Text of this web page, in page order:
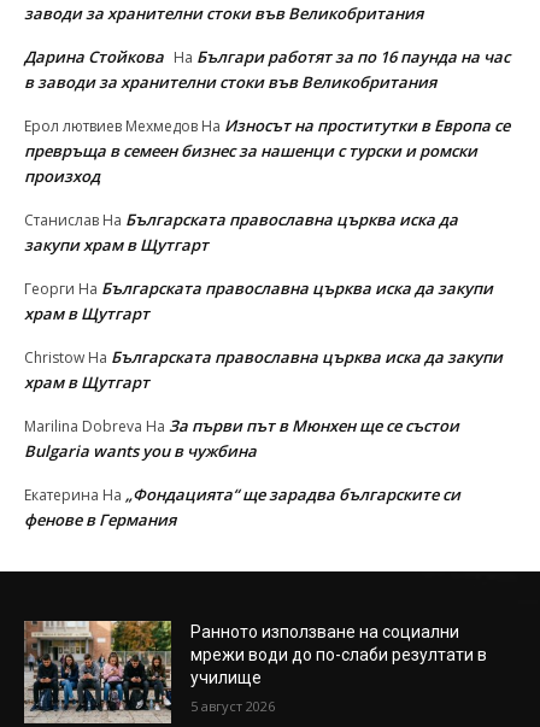
заводи за хранителни стоки във Великобритания
Дарина Стойкова На Българи работят за по 16 паунда на час
в заводи за хранителни стоки във Великобритания
Ерол лютвиев Мехмедов На Износът на проститутки в Европа се
превръща в семеен бизнес за нашенци с турски и ромски
произход
Станислав На Българската православна църква иска да
закупи храм в Щутгарт
Георги На Българската православна църква иска да закупи
храм в Щутгарт
Christow На Българската православна църква иска да закупи
храм в Щутгарт
Marilina Dobreva На За първи път в Мюнхен ще се състои
Bulgaria wants you в чужбина
Екатерина На „Фондацията“ ще зарадва българските си
фенове в Германия
Ранното използване на социални
мрежи води до по-слаби резултати в
училище
5 август 2026